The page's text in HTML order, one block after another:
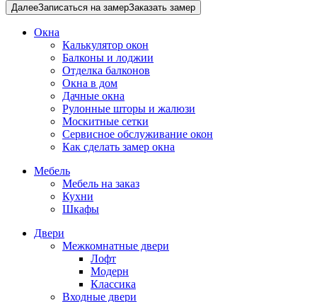
Окна
Балконы и лоджии
Отделка балконов
Окна в дом
Дачные окна
Рулонные шторы и жалюзи
Москитные сетки
Сервисное обслуживание окон
Как сделать замер окна
Мебель на заказ
Кухни
Шкафы
Межкомнатные двери
Лофт
Модерн
Классика
Входные двери
Входные группы